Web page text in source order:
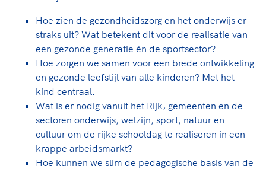
Groot en het Nederlands Elftal. Of met trots te
genieten van de karatewedstrijd van je dochter,
de halve marathon van je moeder of de
hockeywedstrijd van je buurjongen.
Lees verder
Samen voor een veilige
sportomgeving
Voor welk gedrag staat de club? Wat mag wel
langs de lijn, in de kleedkamer, kantine en online?
En wat mag vooral niet? Een gedragscode geeft
hier richting aan en is dus een belangrijk
onderdeel van het clubbeleid rondom gewenst en
ongewenst gedrag.
Lees verder
binnen TeamNL programma's: experts, coaches,
bestuurders, (technisch) directeuren, managers en
toekomstig kader.
Lees verder
Hoe zien de gezondheidszorg en het onderwijs er
straks uit? Wat betekent dit voor de realisatie van
een gezonde generatie én de sportsector?
Hoe zorgen we samen voor een brede ontwikkeling
en gezonde leefstijl van alle kinderen? Met het
kind centraal.
Wat is er nodig vanuit het Rijk, gemeenten en de
sectoren onderwijs, welzijn, sport, natuur en
cultuur om de rijke schooldag te realiseren in een
krappe arbeidsmarkt?
Hoe kunnen we slim de pedagogische basis van de